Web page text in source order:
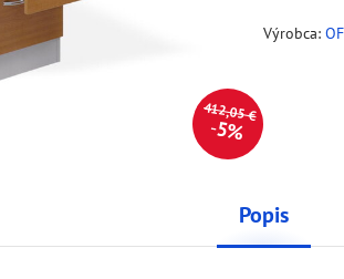
412,05 €
5%
Výrobca:
Popis